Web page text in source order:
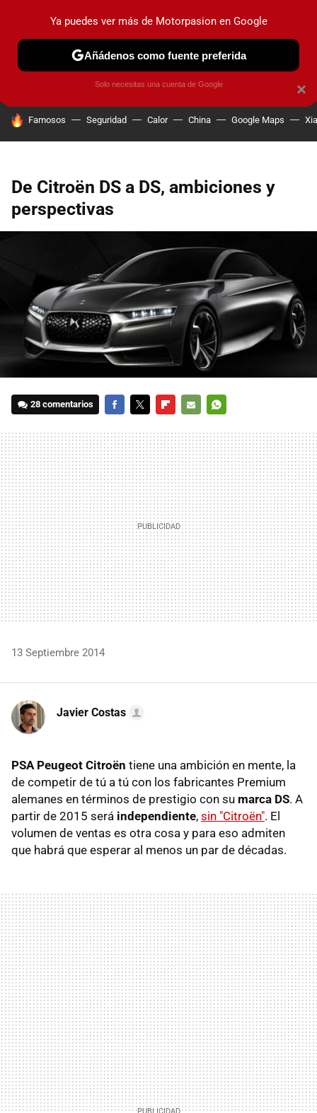
PRUEBAS COCHES ELÉCTRICOS OBSERVATORIO
HOY SE HABLA DE
Famosos Seguridad Calor China Google Maps
De Citroën DS a DS, ambiciones y
perspectivas
28 comentarios
MAIL
13 Septiembre 2014
Javier Costas
PSA Peugeot Citroën tiene una ambición en mente, la
de competir de tú a tú con los fabricantes Premium
alemanes en términos de prestigio con su marca DS. A
partir de 2015 será independiente, sin "Citroën". El
volumen de ventas es otra cosa y para eso admiten
que habrá que esperar al menos un par de décadas.
×
Ya puedes ver más de Motorpasion en Google
Añádenos como fuente preferida
Solo necesitas una cuenta de Google